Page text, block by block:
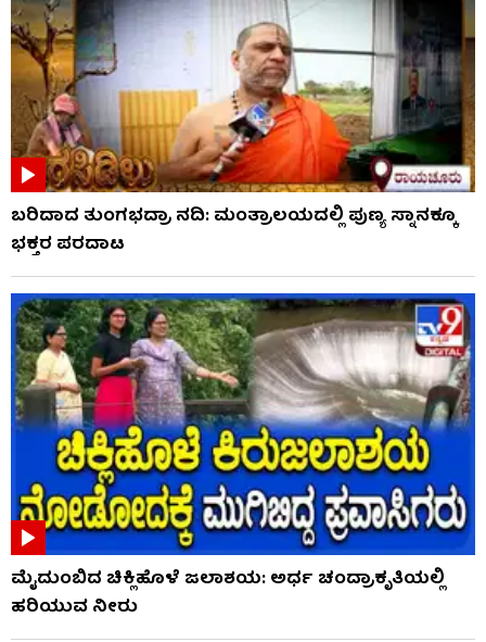
ಬರಿದಾದ ತುಂಗಭದ್ರಾ ನದಿ: ಮಂತ್ರಾಲಯದಲ್ಲಿ ಪುಣ್ಯ ಸ್ನಾನಕ್ಕೂ
ಭಕ್ತರ ಪರದಾಟ
ಮೈದುಂಬಿದ ಚಿಕ್ಲಿಹೊಳೆ ಜಲಾಶಯ: ಅರ್ಧ ಚಂದ್ರಾಕೃತಿಯಲ್ಲಿ
ಹರಿಯುವ ನೀರು